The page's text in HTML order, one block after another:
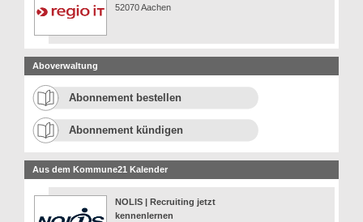
52070 Aachen
Aboverwaltung
Abonnement bestellen
Abonnement kündigen
Aus dem Kommune21 Kalender
NOLIS | Recruiting jetzt
kennenlernen